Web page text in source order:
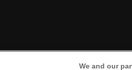
We and our